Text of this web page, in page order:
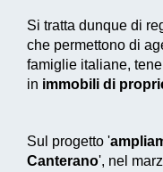
Si tratta dunque di
che permettono di
famiglie italiane,
in immobili di
Sul progetto '
Canterano', nel